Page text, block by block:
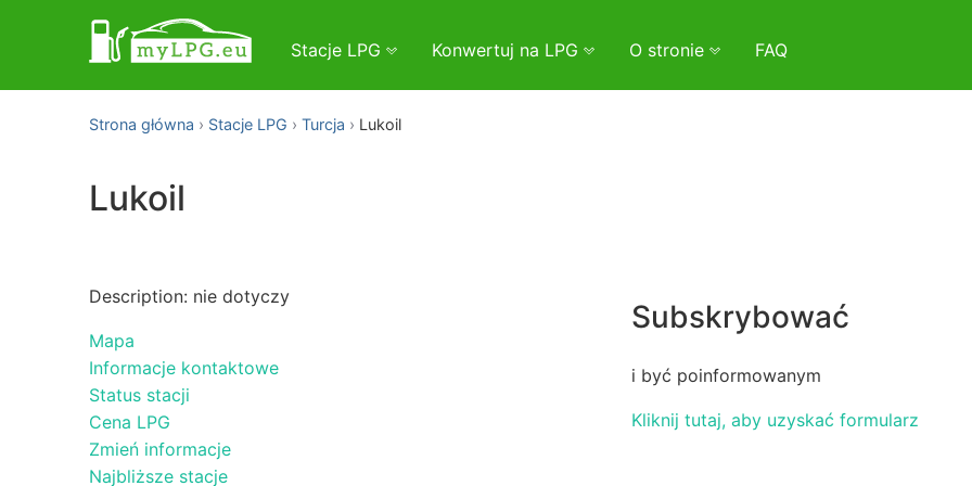
Stacje LPG Konwertuj na LPG O stronie FAQ
Strona główna Stacje LPG Turcja Lukoil
Lukoil
Description: nie dotyczy
Mapa
Informacje kontaktowe
Status stacji
Cena LPG
Zmień informacje
Najbliższe stacje
Subskrybować
i być poinformowanym
Kliknij tutaj, aby uzyskać formularz